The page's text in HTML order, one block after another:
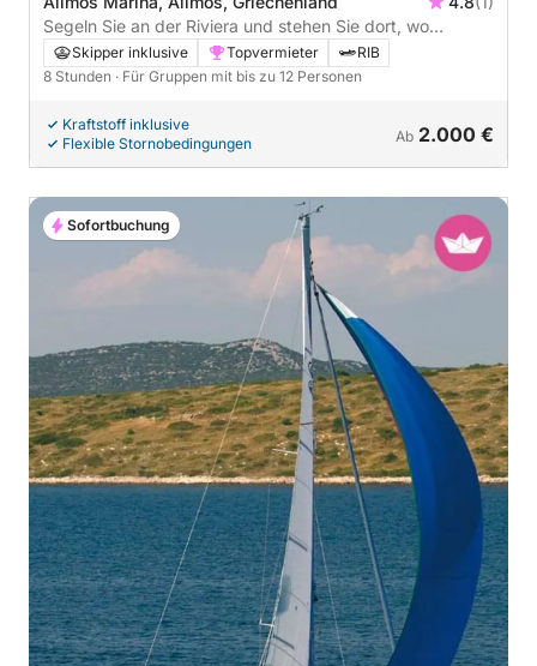
Segeln Sie an der Riviera und stehen Sie dort, wo
Poseidon herrschte
Skipper inklusive Topvermieter
RIB
8 Stunden · Für Gruppen mit bis zu 12 Personen
Kraftstoff inklusive
Flexible Stornobedingungen
Ab 2.000 €
Sofortbuchung